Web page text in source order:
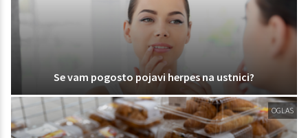
Se vam pogosto pojavi herpes na ustnici?
OGLAS